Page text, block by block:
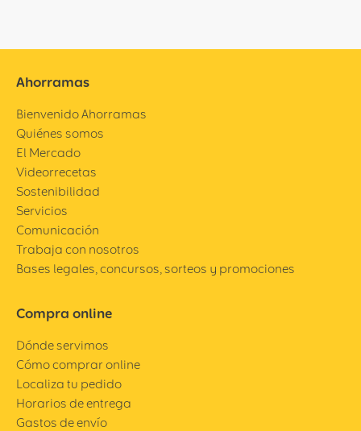
Ahorramas
Bienvenido Ahorramas
Quiénes somos
El Mercado
Videorrecetas
Sostenibilidad
Servicios
Comunicación
Trabaja con nosotros
Bases legales, concursos, sorteos y promociones
Compra online
Dónde servimos
Cómo comprar online
Localiza tu pedido
Horarios de entrega
Gastos de envío